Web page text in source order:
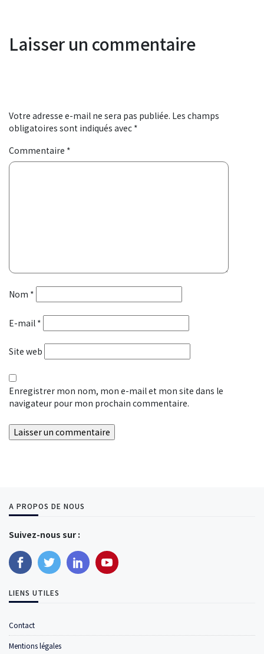
Laisser un commentaire
Votre adresse e-mail ne sera pas publiée. Les champs
obligatoires sont indiqués avec *
Commentaire *
Nom *
E-mail *
Site web
Enregistrer mon nom, mon e-mail et mon site dans le
navigateur pour mon prochain commentaire.
A PROPOS DE NOUS
Suivez-nous sur :
LIENS UTILES
Contact
Mentions légales